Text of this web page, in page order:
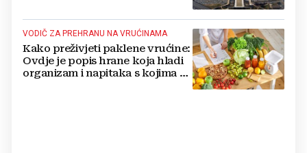
VODIČ ZA PREHRANU NA VRUĆINAMA
Kako preživjeti paklene vrućine:
Ovdje je popis hrane koja hladi
organizam i napitaka s kojima si